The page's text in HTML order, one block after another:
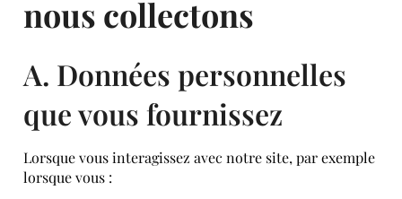
nous collectons
A. Données personnelles
que vous fournissez
Lorsque vous interagissez avec notre site, par exemple
lorsque vous :